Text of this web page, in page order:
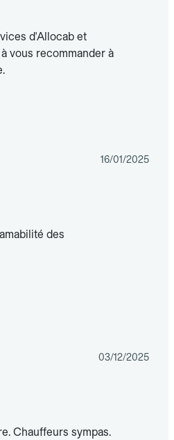
d'Allocab et
vous recommander à
16/01/2025
des
03/12/2025
Chauffeurs sympas.